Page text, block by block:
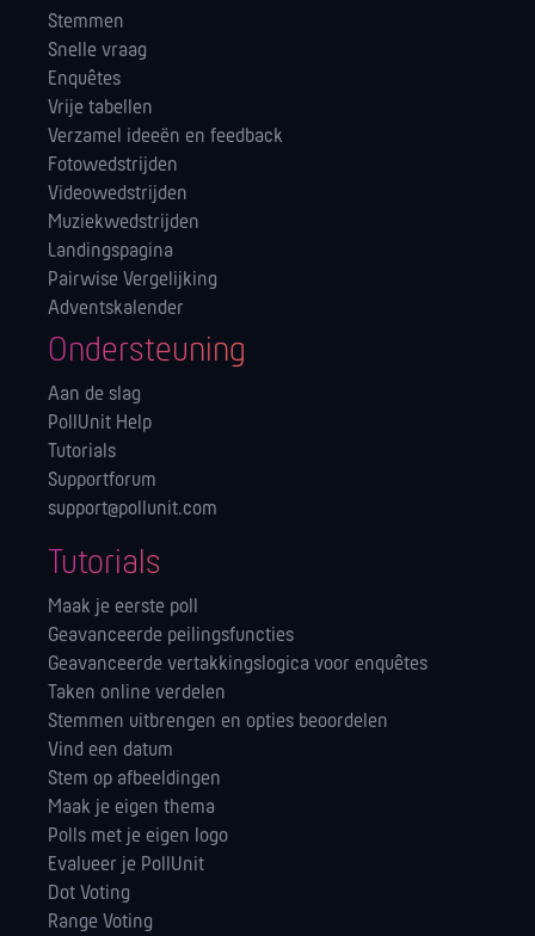
Stemmen
Snelle vraag
Enquêtes
Vrije tabellen
Verzamel ideeën en feedback
Fotowedstrijden
Videowedstrijden
Muziekwedstrijden
Landingspagina
Pairwise Vergelijking
Adventskalender
Ondersteuning
Aan de slag
PollUnit Help
Tutorials
Supportforum
support@pollunit.com
Tutorials
Maak je eerste poll
Geavanceerde peilingsfuncties
Geavanceerde vertakkingslogica voor enquêtes
Taken online verdelen
Stemmen uitbrengen en opties beoordelen
Vind een datum
Stem op afbeeldingen
Maak je eigen thema
Polls met je eigen logo
Evalueer je PollUnit
Dot Voting
Range Voting